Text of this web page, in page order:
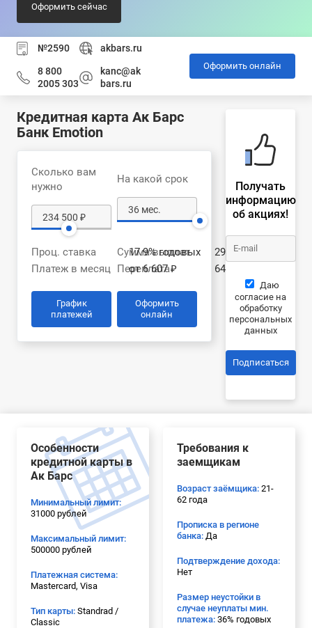
Оформить сейчас
№2590 akbars.ru
8 800
2005 303
kanc@ak
bars.ru
Оформить онлайн
Кредитная карта Ак Барс
Банк Emotion
Сколько вам
нужно
На какой срок
Проц. ставка
17.9% годовых
Платеж в месяц
от 6 607 ₽
Сумма выплат
299 210 ₽
Переплата
64 710 ₽
График
платежей
Оформить
онлайн
Получать
информацию
об акциях!
Даю
согласие на
обработку
персональных
данных
Подписаться
Особенности
кредитной карты в
Ак Барс
Минимальный лимит:
31000 рублей
Максимальный лимит:
500000 рублей
Платежная система:
Mastercard, Visa
Тип карты: Standrad /
Classic
Требования к
заемщикам
Возраст заёмщика: 21-
62 года
Прописка в регионе
банка: Да
Подтверждение дохода:
Нет
Размер неустойки в
случае неуплаты мин.
платежа: 36% годовых